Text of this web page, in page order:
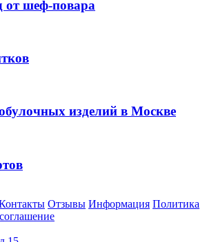
от шеф-повара
изделий в Москве
Отзывы Информация Политика